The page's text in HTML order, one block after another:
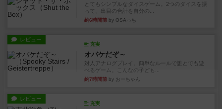
とてもシンプルなダイスゲーム。2つのダイスを振
って、出目の合計を自分の...
約6時間前 by OSAっち
レビュー
充実
オバケだぞ～
対人アナログプレイ。簡単なルールで誰とでも遊
べるゲーム。こんなの子ども...
約7時間前 by おーちゃん
レビュー
充実